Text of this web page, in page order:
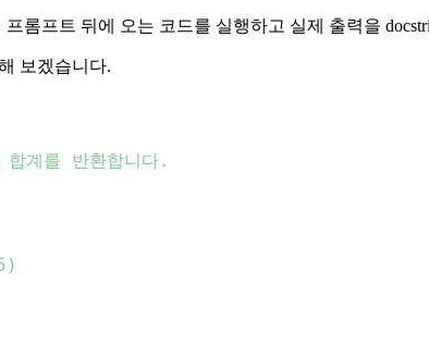
프롬프트 뒤에 오는 코드를 실행하고 실제 출력을
보겠습니다.